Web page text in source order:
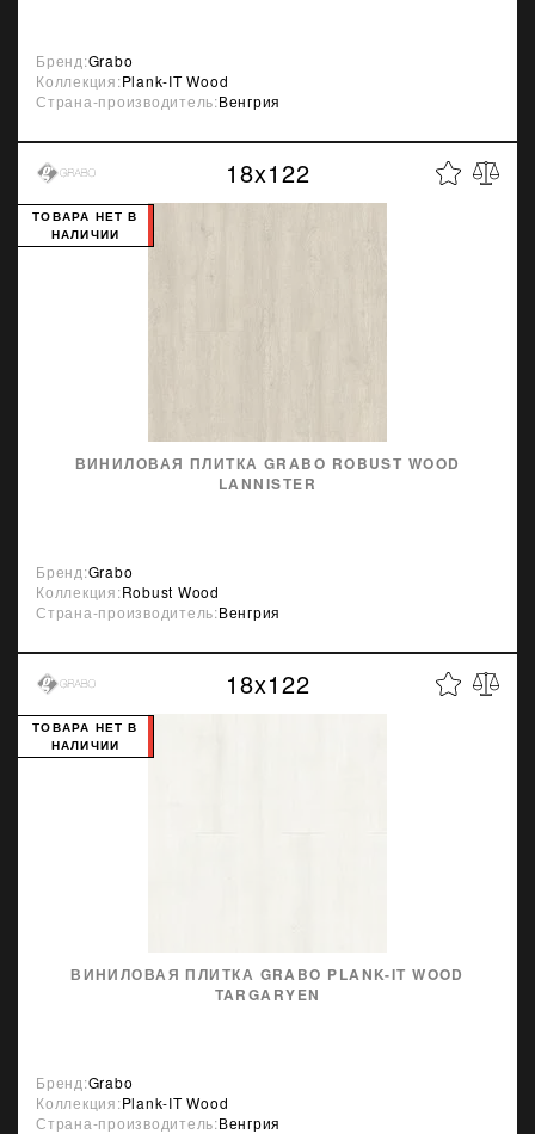
Бренд:Grabo
Коллекция:Plank-IT Wood
Страна-производитель:Венгрия
18x122
ВИНИЛОВАЯ ПЛИТКА GRABO ROBUST WOOD
LANNISTER
ТОВАРА НЕТ В
НАЛИЧИИ
Бренд:Grabo
Коллекция:Robust Wood
Страна-производитель:Венгрия
18x122
ВИНИЛОВАЯ ПЛИТКА GRABO PLANK-IT WOOD
TARGARYEN
ТОВАРА НЕТ В
НАЛИЧИИ
Бренд:Grabo
Коллекция:Plank-IT Wood
Страна-производитель:Венгрия